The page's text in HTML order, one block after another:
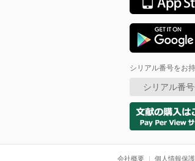
シリアル番号をお
シリアル番
会社概要 個人情報保